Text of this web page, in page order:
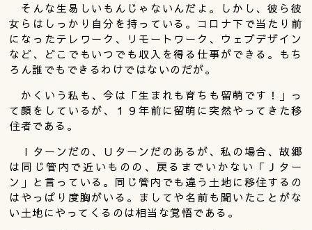
そんな生易しいもんじゃないんだよ。しかし、彼ら彼
女らはしっかり自分を持っている。コロナ下で当たり前
になったテレワーク、リモートワーク、ウェブデザイン
など、どこでもいつでも収入を得る仕事ができる。もち
ろん誰でもできるわけではないのだが。
かくいう私も、今は「生まれも育ちも留萌です！」っ
て顔をしているが、１９年前に留萌に突然やってきた移
住者である。
Ｉターンだの、Ｕターンだのあるが、私の場合、故郷
は同じ管内で近いものの、戻るまでいかない「Ｊター
ン」と言っている。同じ管内でも違う土地に移住するの
はやっぱり度胸がいる。ましてや名前も聞いたことがな
い土地にやってくるのは相当な覚悟である。